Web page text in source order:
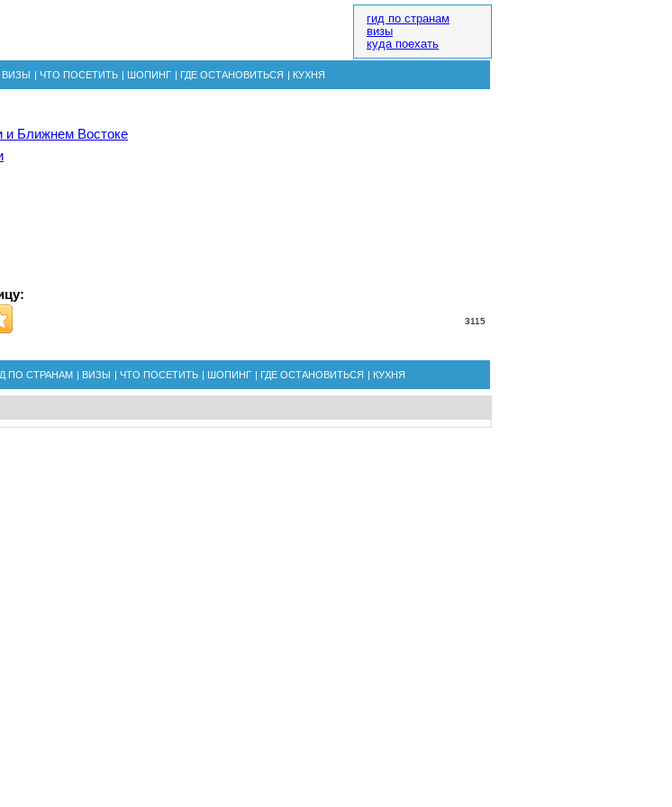
гид по странам
визы
куда поехать
ВИЗЫ | ЧТО ПОСЕТИТЬ | ШОПИНГ | ГДЕ ОСТАНОВИТЬСЯ | КУХНЯ
и Ближнем Востоке
3115
ПО СТРАНАМ | ВИЗЫ | ЧТО ПОСЕТИТЬ | ШОПИНГ | ГДЕ ОСТАНОВИТЬСЯ | КУХНЯ